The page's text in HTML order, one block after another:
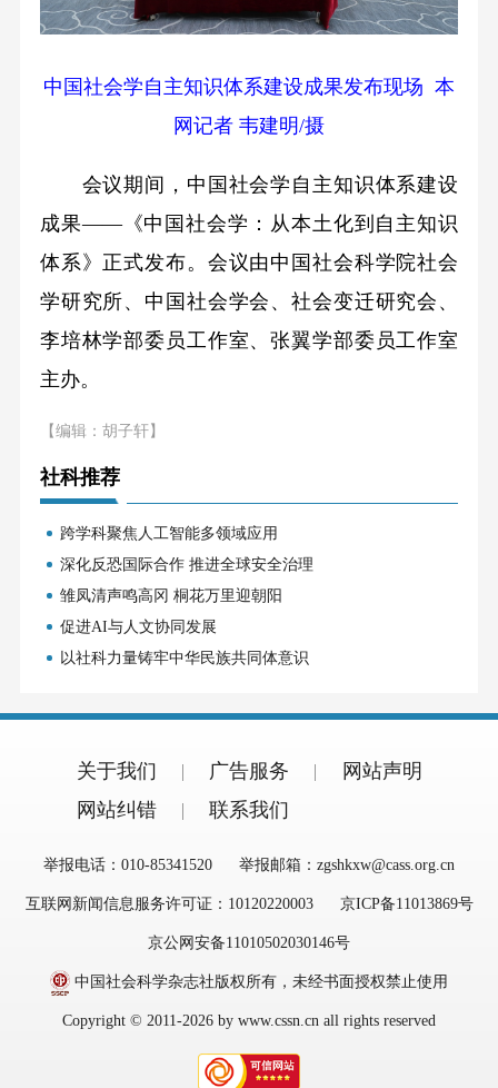
中国社会学自主知识体系建设成果发布现场 本
网记者 韦建明/摄
会议期间，中国社会学自主知识体系建设
成果——《中国社会学：从本土化到自主知识
体系》正式发布。会议由中国社会科学院社会
学研究所、中国社会学会、社会变迁研究会、
李培林学部委员工作室、张翼学部委员工作室
主办。
【编辑：胡子轩】
社科推荐
跨学科聚焦人工智能多领域应用
深化反恐国际合作 推进全球安全治理
雏凤清声鸣高冈 桐花万里迎朝阳
促进AI与人文协同发展
以社科力量铸牢中华民族共同体意识
关于我们 广告服务
网站声明
网站纠错
联系我们
举报电话：010-85341520 举报邮箱：zgshkxw@cass.org.cn
互联网新闻信息服务许可证：10120220003 京ICP备11013869号
京公网安备11010502030146号
中国社会科学杂志社版权所有，未经书面授权禁止使用
Copyright © 2011-2026 by www.cssn.cn all rights reserved